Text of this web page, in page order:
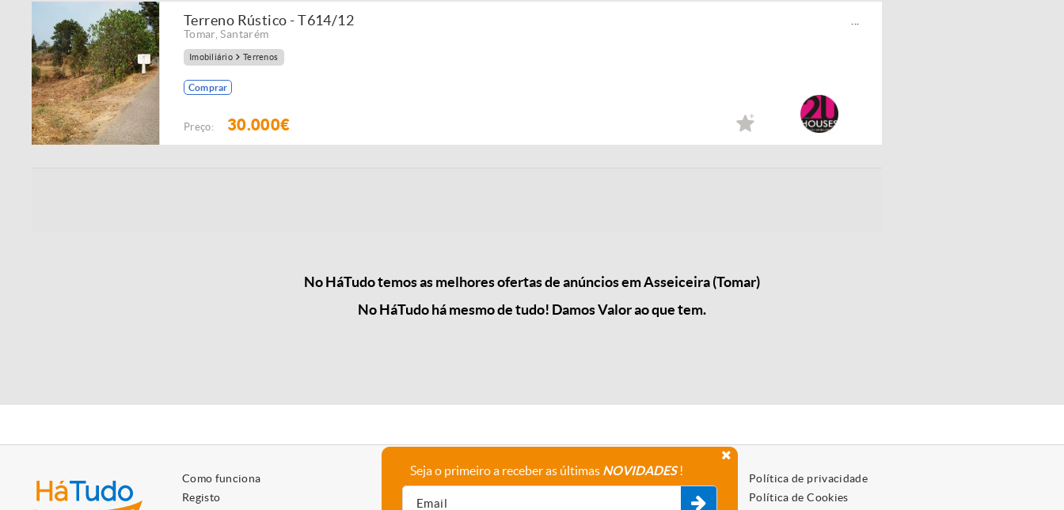
Terreno Rústico - T614/12
Tomar,Santarém
Imobiliário Terrenos
Comprar
Preço: 30.000€
No HáTudo temos as melhores ofertas de anúncios em Asseiceira (Tomar)
No HáTudo há mesmo de tudo! Damos Valor ao que tem.
Como funciona
Registo
A empresa
Política de privacidade
Política de Cookies
Seja o primeiro a receber as últimas NOVIDADES!